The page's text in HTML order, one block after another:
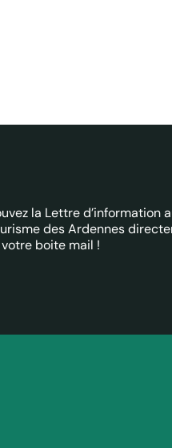
la Lettre d’information
des Ardennes
boite mail !